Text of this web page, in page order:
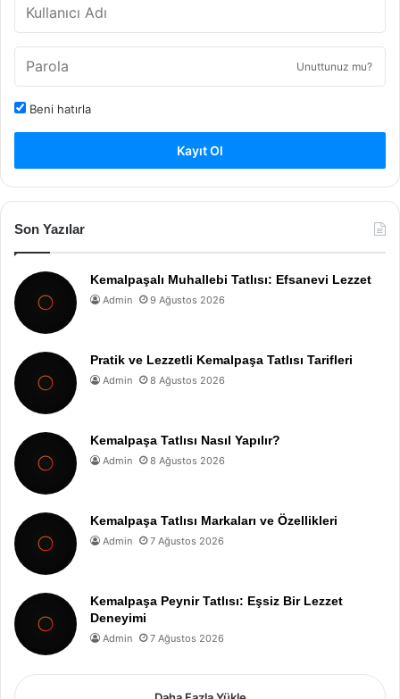
Unuttunuz mu?
Beni hatırla
Kayıt Ol
Son Yazılar
Kemalpaşalı Muhallebi Tatlısı: Efsanevi Lezzet
Admin 9 Ağustos 2026
Pratik ve Lezzetli Kemalpaşa Tatlısı Tarifleri
Admin 8 Ağustos 2026
Kemalpaşa Tatlısı Nasıl Yapılır?
Admin 8 Ağustos 2026
Kemalpaşa Tatlısı Markaları ve Özellikleri
Admin 7 Ağustos 2026
Kemalpaşa Peynir Tatlısı: Eşsiz Bir Lezzet
Deneyimi
Admin 7 Ağustos 2026